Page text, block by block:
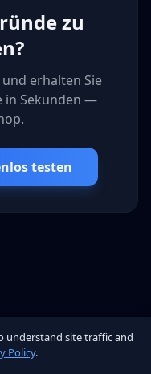
zu
erhalten Sie
in Sekunden —
testen
Fotobearbeitung.
understand site traffic and
Policy.